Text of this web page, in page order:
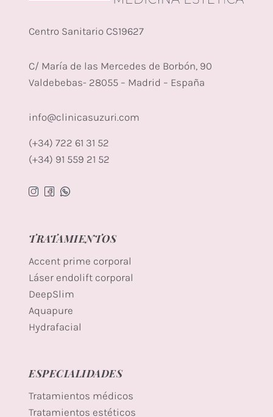
Centro Sanitario CS19627
C/ María de las Mercedes de Borbón, 90
Valdebebas- 28055 – Madrid – España
info@clinicasuzuri.com
(+34) 722 61 31 52
(+34) 91 559 21 52
TRATAMIENTOS
Accent prime corporal
Láser endolift corporal
DeepSlim
Aquapure
Hydrafacial
ESPECIALIDADES
Tratamientos médicos
Tratamientos estéticos